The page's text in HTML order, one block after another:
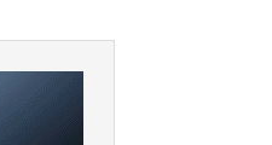
[Epic Why] 네이버
엔비디아 투자 받은 진짜 이유는